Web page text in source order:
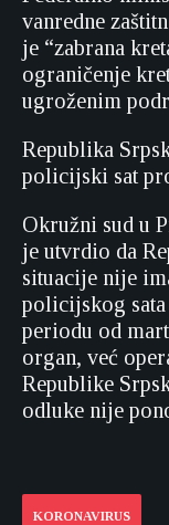
vanredne
je “zabrana
ograničenje
ugroženim
Republika
policijski sat
Okružni sud u
je utvrdio da
situacije nije
policijskog
periodu od
organ, već
Republike
odluke nije
KORONAVIRUS